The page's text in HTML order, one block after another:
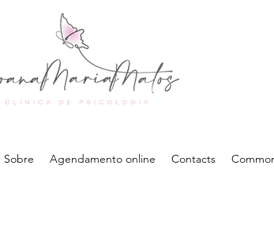
Sobre Agendamento online Contacts